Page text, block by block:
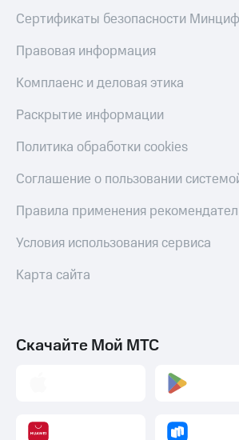
Сертификаты безопасности
Правовая информация
Комплаенс и деловая этика
Раскрытие информации
Политика обработки cookies
Соглашение о пользовании
Правила применения
Условия использования сервиса
Карта сайта
Скачайте Мой МТС